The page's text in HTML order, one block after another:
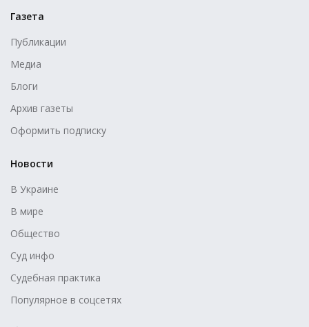
Газета
Публикации
Медиа
Блоги
Архив газеты
Оформить подписку
Новости
В Украине
В мире
Общество
Суд инфо
Судебная практика
Популярное в соцсетях